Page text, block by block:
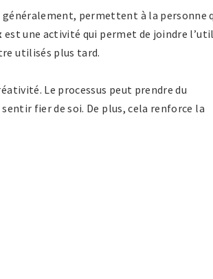
généralement, permettent à la personne
est une activité qui permet de joindre
utilisés plus tard.
Le processus peut prendre du
fier de soi. De plus, cela renforce la